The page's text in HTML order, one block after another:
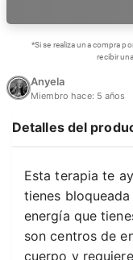
*Si se realiza una compra
recibir
Anyela
Miembro hace: 5 años
Detalles del
Esta terapia te
tienes
energía que
son centros de
cuerpo y